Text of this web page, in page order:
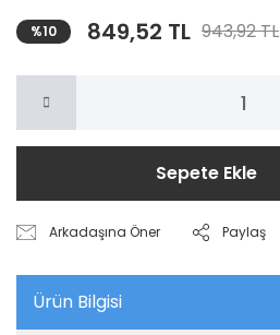
%10 849,52 TL 943,92 TL
Sepete Ekle
Arkadaşına Öner Paylaş
Ürün Bilgisi